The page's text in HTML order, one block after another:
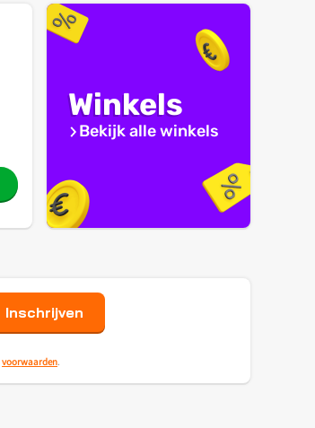
Winkels
Bekijk alle winkels
Inschrijven
voorwaarden.